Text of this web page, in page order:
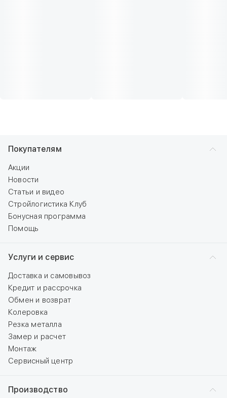
Покупателям
Акции
Новости
Статьи и видео
Стройлогистика Клуб
Бонусная программа
Помощь
Услуги и сервис
Доставка и самовывоз
Кредит и рассрочка
Обмен и возврат
Колеровка
Резка металла
Замер и расчет
Монтаж
Сервисный центр
Производство